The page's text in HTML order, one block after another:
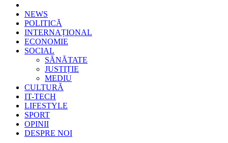
Epoca
Cele mai noi știri online din România
NEWS
POLITICĂ
INTERNAȚIONAL
ECONOMIE
SOCIAL
SĂNĂTATE
JUSTIȚIE
MEDIU
CULTURĂ
IT-TECH
LIFESTYLE
SPORT
OPINII
DESPRE NOI